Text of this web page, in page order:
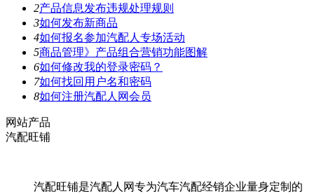
2产品信息发布违规处理规则
3如何发布新商品
4如何报名参加汽配人专场活动
5商品管理》产品组合营销功能图解
6如何修改我的登录密码？
7如何找回用户名和密码
8如何注册汽配人网会员
网站产品
汽配旺铺
汽配旺铺是汽配人网专为汽车汽配经销企业量身定制的